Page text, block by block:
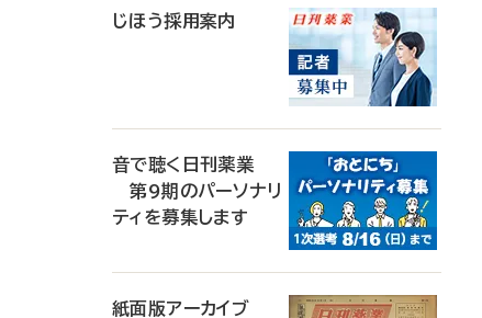
じほう採用案内
音で聴く日刊薬業
第9期のパーソナリ
ティを募集します
紙面版アーカイブ